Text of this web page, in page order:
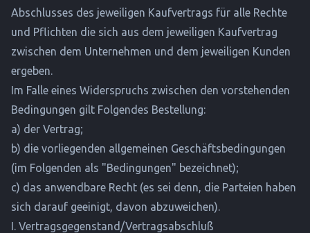
Abschlusses des jeweiligen Kaufvertrags für alle Rechte
und Pflichten die sich aus dem jeweiligen Kaufvertrag
zwischen dem Unternehmen und dem jeweiligen Kunden
ergeben.
Im Falle eines Widerspruchs zwischen den vorstehenden
Bedingungen gilt Folgendes Bestellung:
a) der Vertrag;
b) die vorliegenden allgemeinen Geschäftsbedingungen
(im Folgenden als "Bedingungen" bezeichnet);
c) das anwendbare Recht (es sei denn, die Parteien haben
sich darauf geeinigt, davon abzuweichen).
I. Vertragsgegenstand/Vertragsabschluß